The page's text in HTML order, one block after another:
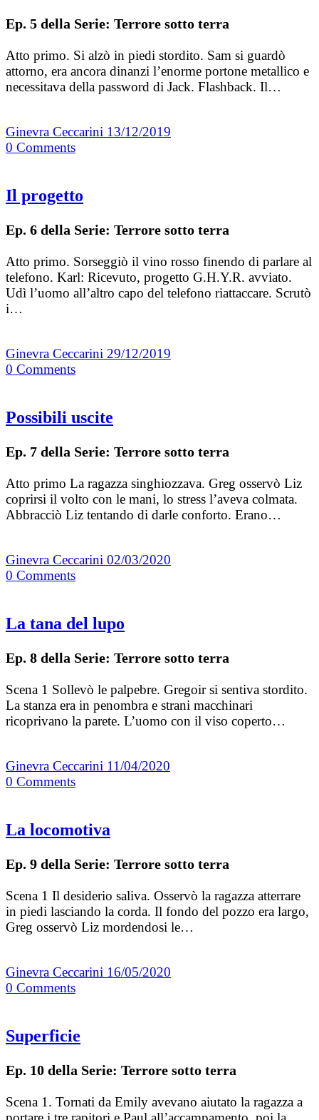
Ep. 5 della Serie: Terrore sotto terra
Atto primo. Si alzò in piedi stordito. Sam si guardò
attorno, era ancora dinanzi l’enorme portone metallico e
necessitava della password di Jack. Flashback. Il…
Ginevra Ceccarini 13/12/2019
0 Comments
Il progetto
Ep. 6 della Serie: Terrore sotto terra
Atto primo. Sorseggiò il vino rosso finendo di parlare al
telefono. Karl: Ricevuto, progetto G.H.Y.R. avviato.
Udì l’uomo all’altro capo del telefono riattaccare. Scrutò
i…
Ginevra Ceccarini 29/12/2019
0 Comments
Possibili uscite
Ep. 7 della Serie: Terrore sotto terra
Atto primo La ragazza singhiozzava. Greg osservò Liz
coprirsi il volto con le mani, lo stress l’aveva colmata.
Abbracciò Liz tentando di darle conforto. Erano…
Ginevra Ceccarini 02/03/2020
0 Comments
La tana del lupo
Ep. 8 della Serie: Terrore sotto terra
Scena 1 Sollevò le palpebre. Gregoir si sentiva stordito.
La stanza era in penombra e strani macchinari
ricoprivano la parete. L’uomo con il viso coperto…
Ginevra Ceccarini 11/04/2020
0 Comments
La locomotiva
Ep. 9 della Serie: Terrore sotto terra
Scena 1 Il desiderio saliva. Osservò la ragazza atterrare
in piedi lasciando la corda. Il fondo del pozzo era largo,
Greg osservò Liz mordendosi le…
Ginevra Ceccarini 16/05/2020
0 Comments
Superficie
Ep. 10 della Serie: Terrore sotto terra
Scena 1. Tornati da Emily avevano aiutato la ragazza a